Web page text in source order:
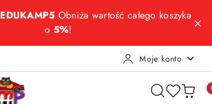
głównej
konto
głównego
produktuObniża wartość całego koszyka
o 5%!
Moje konto